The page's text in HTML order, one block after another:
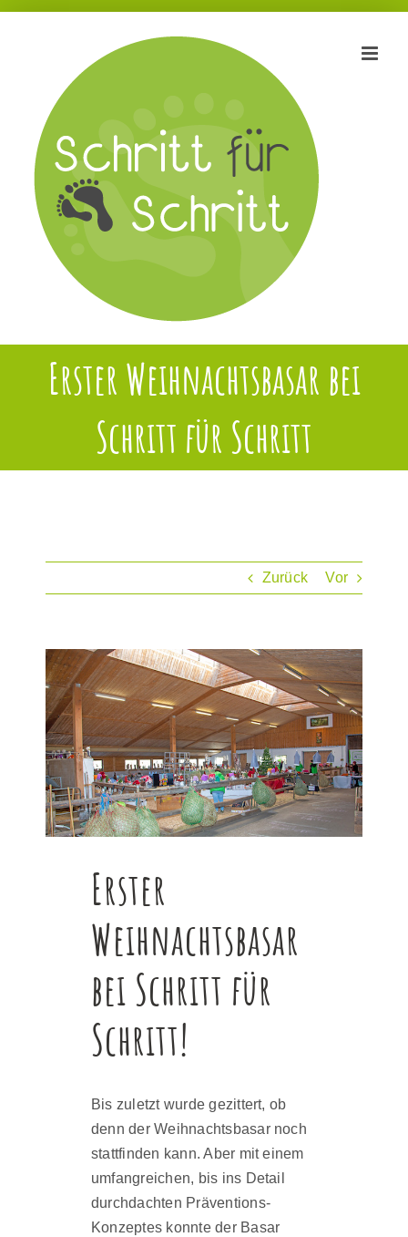
Erster Weihnachtsbasar bei
Schritt für Schritt
Zurück Vor
Zeige
grösseres
Bild
Erster
Weihnachtsbasar
bei Schritt für
Schritt!
Bis zuletzt wurde gezittert, ob
denn der Weihnachtsbasar noch
stattfinden kann. Aber mit einem
umfangreichen, bis ins Detail
durchdachten Präventions-
Konzeptes konnte der Basar